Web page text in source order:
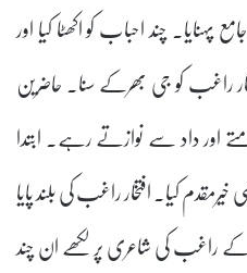
پہنایا۔ چند احباب کو اکھٹا کیا اور
راغب کو جی بھرکے سنا۔ حاضرین
داد سے نوازتے رہے۔ ابتدا
کیا۔ افتخار راغب کی بلند پایا
کے راغب کی شاعری پر لکھے ان چند